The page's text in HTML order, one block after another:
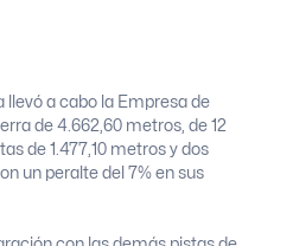
llevó a cabo la Empresa de
de 4.662,60 metros, de 12
de 1.477,10 metros y dos
un peralte del 7% en sus